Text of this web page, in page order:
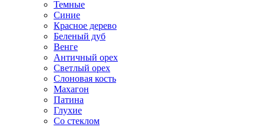
Темные
Синие
Красное дерево
Беленый дуб
Венге
Античный орех
Светлый орех
Слоновая кость
Махагон
Патина
Глухие
Со стеклом